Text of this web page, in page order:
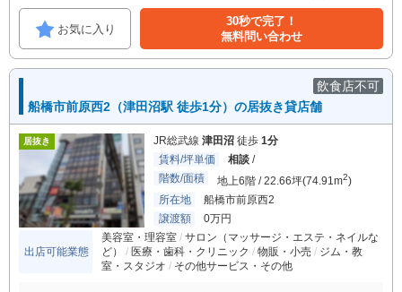
お気に入り
30秒で完了！
無料問い合わせ
飲食店不可
船橋市前原西2（津田沼駅 徒歩1分）の居抜き貸店舗
居抜き JR総武線 津田沼 徒歩 1分
賃料/坪単価
相談 /
階数/面積
地上6階 / 22.66坪(74.91m2)
所在地
船橋市前原西2
譲渡額
0万円
出店可能業態
美容室・理容室
サロン（マッサージ・エステ・ネイルな
ど）
医療・歯科・クリニック 物販・小売
ジム・教
室・スタジオ
その他サービス・その他